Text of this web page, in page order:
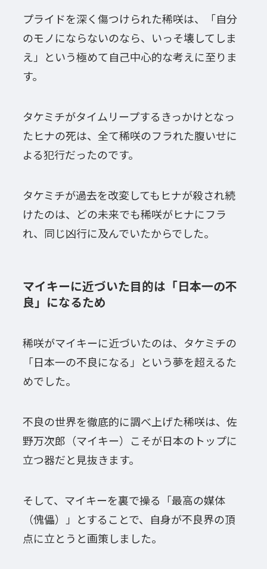
プライドを深く傷つけられた稀咲は、「自分
のモノにならないのなら、いっそ壊してしま
え」という極めて自己中心的な考えに至りま
す。
タケミチがタイムリープするきっかけとなっ
たヒナの死は、全て稀咲のフラれた腹いせに
よる犯行だったのです。
タケミチが過去を改変してもヒナが殺され続
けたのは、どの未来でも稀咲がヒナにフラ
れ、同じ凶行に及んでいたからでした。
マイキーに近づいた目的は「日本一の不
良」になるため
稀咲がマイキーに近づいたのは、タケミチの
「日本一の不良になる」という夢を超えるた
めでした。
不良の世界を徹底的に調べ上げた稀咲は、佐
野万次郎（マイキー）こそが日本のトップに
立つ器だと見抜きます。
そして、マイキーを裏で操る「最高の媒体
（傀儡）」とすることで、自身が不良界の頂
点に立とうと画策しました。